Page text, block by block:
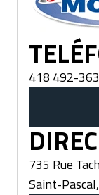
418 492-
735 Rue
Saint-Pascal,